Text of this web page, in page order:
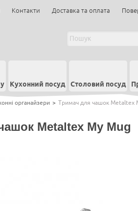
Контакти Доставка та оплата
Кухонний посуд Столовий посуд
органайзери > Тримач для чашок Metaltex
Metaltex My Mug